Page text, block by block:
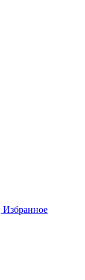
Избранное